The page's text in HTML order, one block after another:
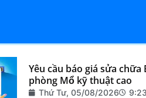
Yêu cầu báo giá sửa
phòng Mổ kỹ thuật cao
Thứ Tư, 05/08/2026